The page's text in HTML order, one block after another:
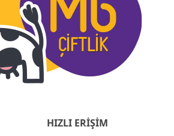
HIZLI ERİŞİM